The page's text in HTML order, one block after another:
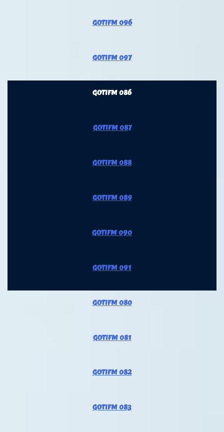
GOTIFM 096
GOTIFM 097
GOTIFM 086
GOTIFM 087
GOTIFM 088
GOTIFM 089
GOTIFM 090
GOTIFM 091
GOTIFM 080
GOTIFM 081
GOTIFM 082
GOTIFM 083